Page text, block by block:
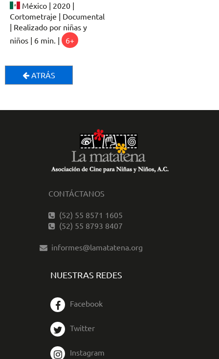
México | 2020 |
Cortometraje | Documental
| Realizado por niñas y
niños | 6 min. |
6+
ATRÁS
CONTÁCTANOS
(52) 55 8571 1605
(52) 55 8793 8407
informes@lamatatena.org
NUESTRAS REDES
Facebook
Twitter
Instagram